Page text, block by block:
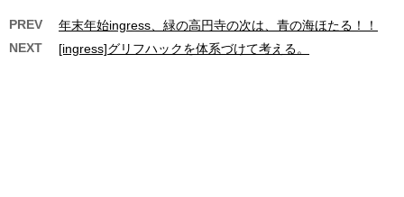
PREV
年末年始ingress、緑の高円寺の次は、青の海ほたる！！
NEXT
[ingress]グリフハックを体系づけて考える。